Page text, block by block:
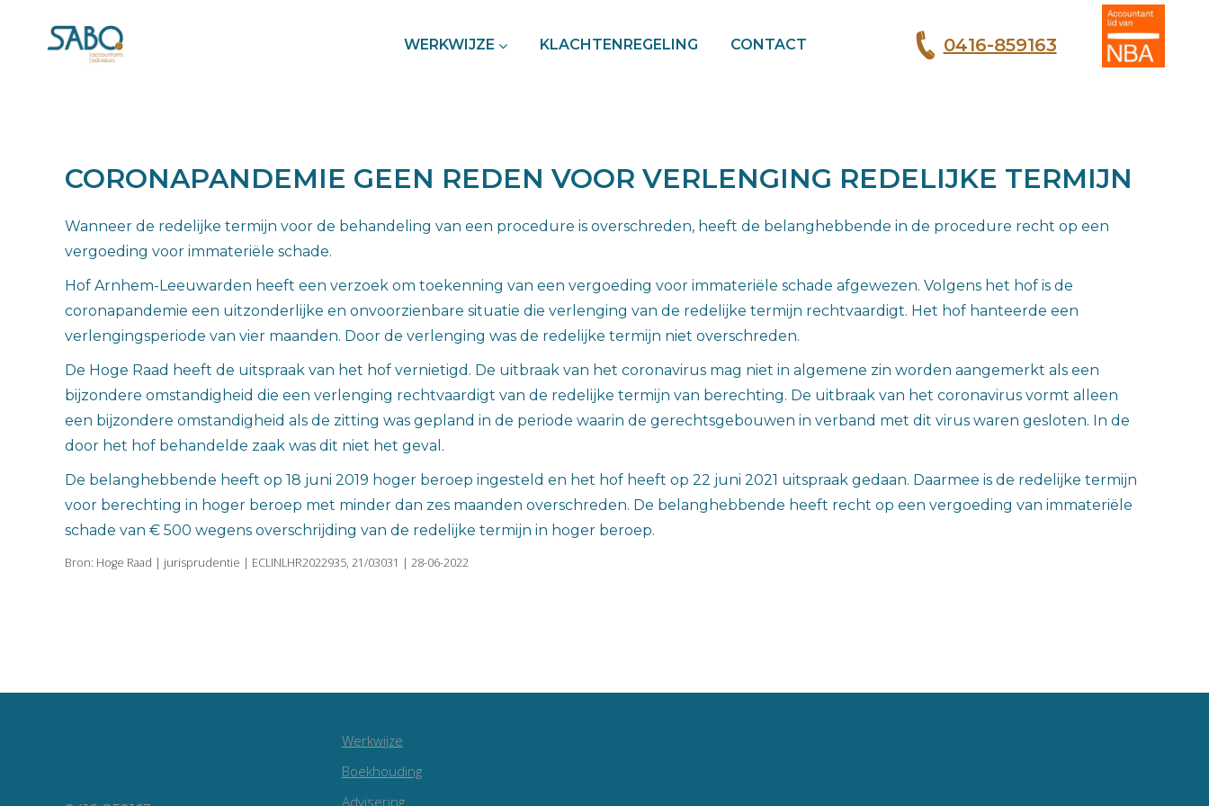
WERKWIJZE KLACHTENREGELING CONTACT 0416-859163
CORONAPANDEMIE GEEN REDEN VOOR VERLENGING REDELIJKE TERMIJN
Wanneer de redelijke termijn voor de behandeling van een procedure is overschreden, heeft de belanghebbende in de procedure recht op een
vergoeding voor immateriële schade.
Hof Arnhem-Leeuwarden heeft een verzoek om toekenning van een vergoeding voor immateriële schade afgewezen. Volgens het hof is de
coronapandemie een uitzonderlijke en onvoorzienbare situatie die verlenging van de redelijke termijn rechtvaardigt. Het hof hanteerde een
verlengingsperiode van vier maanden. Door de verlenging was de redelijke termijn niet overschreden.
De Hoge Raad heeft de uitspraak van het hof vernietigd. De uitbraak van het coronavirus mag niet in algemene zin worden aangemerkt als een
bijzondere omstandigheid die een verlenging rechtvaardigt van de redelijke termijn van berechting. De uitbraak van het coronavirus vormt alleen
een bijzondere omstandigheid als de zitting was gepland in de periode waarin de gerechtsgebouwen in verband met dit virus waren gesloten. In de
door het hof behandelde zaak was dit niet het geval.
De belanghebbende heeft op 18 juni 2019 hoger beroep ingesteld en het hof heeft op 22 juni 2021 uitspraak gedaan. Daarmee is de redelijke termijn
voor berechting in hoger beroep met minder dan zes maanden overschreden. De belanghebbende heeft recht op een vergoeding van immateriële
schade van € 500 wegens overschrijding van de redelijke termijn in hoger beroep.
Bron: Hoge Raad | jurisprudentie | ECLINLHR2022935, 21/03031 | 28-06-2022
Werkwijze
Boekhouding
Advisering